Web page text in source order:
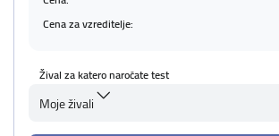
Cena za vzreditelje:
Žival za katero naročate test
Moje živali